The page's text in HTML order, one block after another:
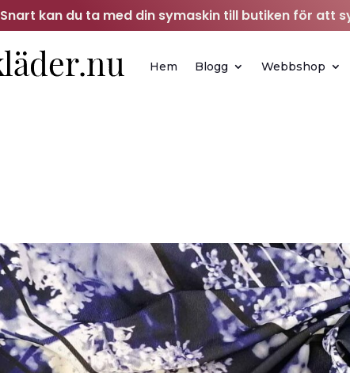
Snart kan du ta med din symaskin till butiken för att
Hem Blogg Webbshop